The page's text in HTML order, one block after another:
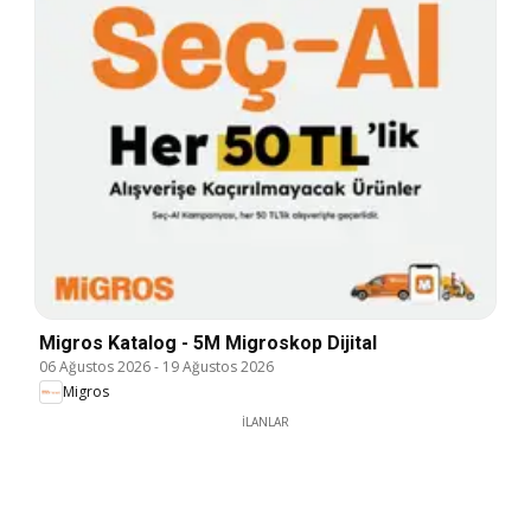
Migros Katalog - 5M Migroskop Dijital
06 Ağustos 2026- 19 Ağustos 2026
Migros
İLANLAR